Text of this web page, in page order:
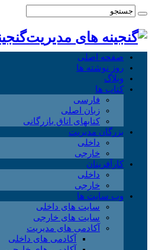
صفحه اصلی
روز نوشته ها
وبلاگ
کتاب ها
فارسی
زبان اصلی
کتابهای اتاق بازرگانی
بزرگان مدیریت
داخلی
خارجی
کارآفرینان
داخلی
خارجی
وب سایت ها
سایت های داخلی
سایت های خارجی
آکادمی های مدیریت
آکادمی های داخلی